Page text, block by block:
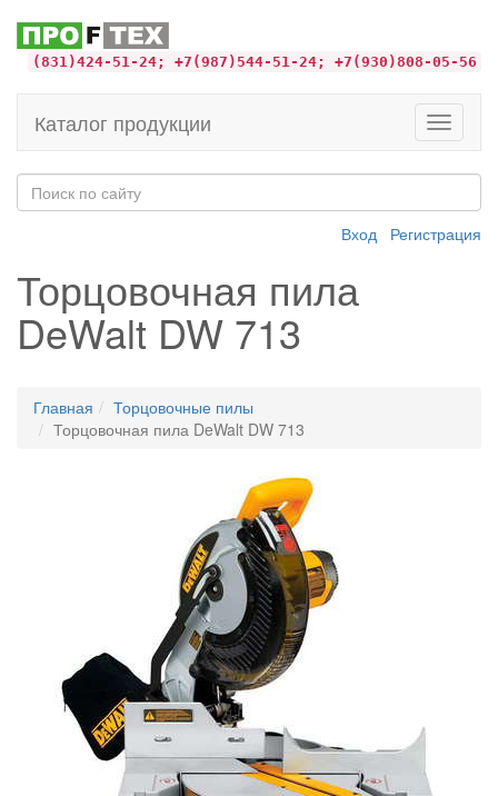
(831)424-51-24; +7(987)544-51-24; +7(930)808-05-56
Toggle
Каталог продукции
Вход Регистрация
Торцовочная пила
DeWalt DW 713
Главная
Торцовочные пилы
Торцовочная пила DeWalt DW 713